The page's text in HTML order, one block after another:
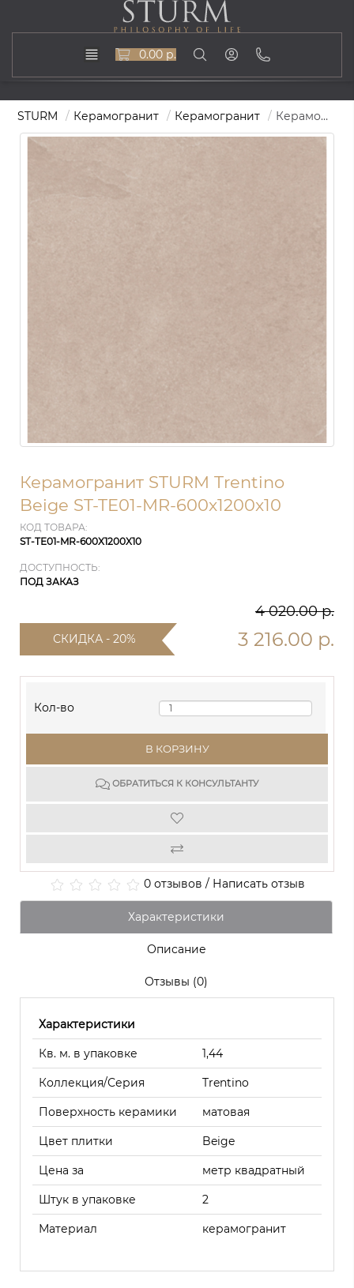
0.00 р.
STURM Керамогранит Керамогранит Керамогранит STURM Trentino Beige, керамогранит, 60х120 см, поверхность матовая, ST-TE01-MR-600x1200x10
Керамогранит STURM Trentino
Beige ST-TE01-MR-600x1200x10
КОД ТОВАРА:
ST-TE01-MR-600X1200X10
ДОСТУПНОСТЬ:
ПОД ЗАКАЗ
4 020.00 р.
СКИДКА - 20% 3 216.00 р.
Кол-во
В КОРЗИНУ
ОБРАТИТЬСЯ К КОНСУЛЬТАНТУ
0 отзывов / Написать отзыв
Характеристики
Описание
Отзывы (0)
Характеристики
Кв. м. в упаковке 1,44
Коллекция/Серия Trentino
Поверхность керамики матовая
Цвет плитки Beige
Цена за метр квадратный
Штук в упаковке 2
Материал керамогранит